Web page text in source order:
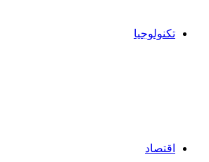
تكنولوجيا
اقتصاد